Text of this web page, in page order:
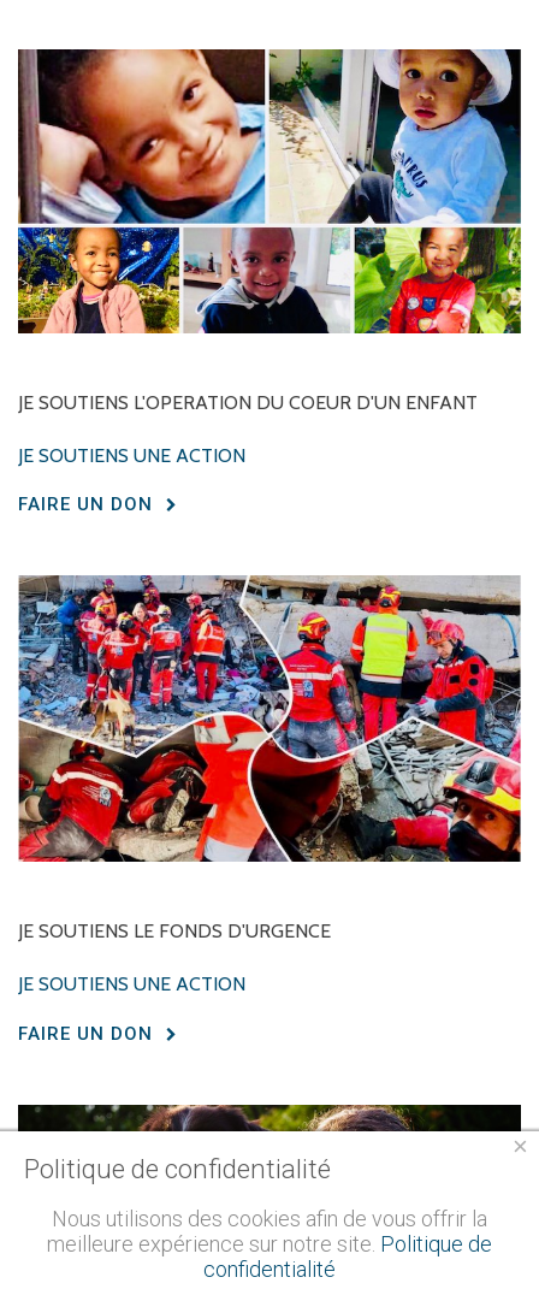
JE SOUTIENS L'OPERATION DU COEUR D'UN ENFANT
JE SOUTIENS UNE ACTION
FAIRE UN DON
JE SOUTIENS LE FONDS D'URGENCE
JE SOUTIENS UNE ACTION
FAIRE UN DON
×
Politique de confidentialité
Nous utilisons des cookies afin de vous offrir la
meilleure expérience sur notre site. Politique de
confidentialité